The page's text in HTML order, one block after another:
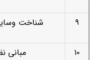
۹ شناخت
۱۰ مبانی